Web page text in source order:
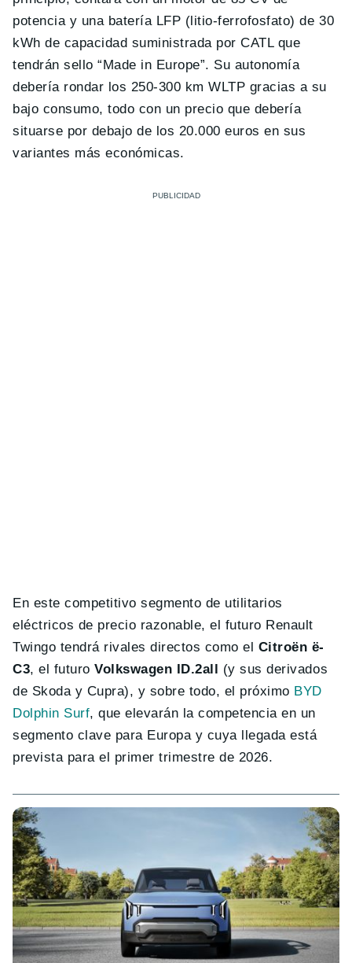
potencia y una batería LFP (litio-ferrofosfato) de 30
kWh de capacidad suministrada por CATL que
tendrán sello “Made in Europe”. Su autonomía
debería rondar los 250-300 km WLTP gracias a su
bajo consumo, todo con un precio que debería
situarse por debajo de los 20.000 euros en sus
variantes más económicas.
En este competitivo segmento de utilitarios
eléctricos de precio razonable, el futuro Renault
Twingo tendrá rivales directos como el Citroën ë-
C3, el futuroVolkswagen ID.2all
(y sus derivados
de Skoda y Cupra), y sobre todo, el próximo BYD
Dolphin Surf, que elevarán la competencia en un
segmento clave para Europa y cuya llegada está
prevista para el primer trimestre de 2026.